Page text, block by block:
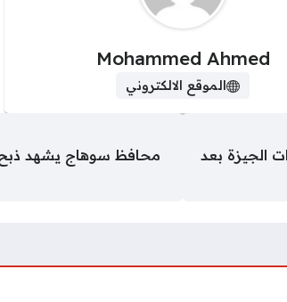
Mohammed Ahmed
الموقع الالكتروني
الجيزة بعد